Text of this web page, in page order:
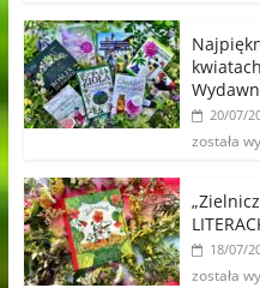
20/07/
została
18/07/
została